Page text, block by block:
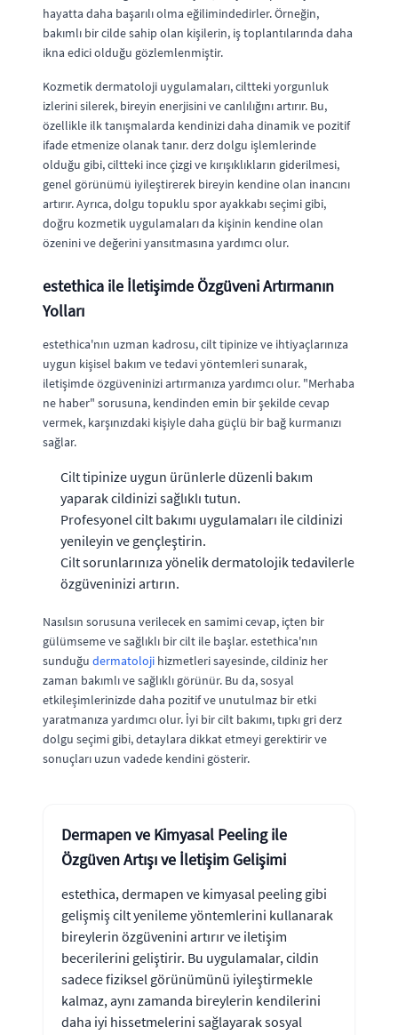
hayatta daha başarılı olma eğilimindedirler. Örneğin,
bakımlı bir cilde sahip olan kişilerin, iş toplantılarında daha
ikna edici olduğu gözlemlenmiştir.
Kozmetik dermatoloji uygulamaları, ciltteki yorgunluk
izlerini silerek, bireyin enerjisini ve canlılığını artırır. Bu,
özellikle ilk tanışmalarda kendinizi daha dinamik ve pozitif
ifade etmenize olanak tanır. derz dolgu işlemlerinde
olduğu gibi, ciltteki ince çizgi ve kırışıklıkların giderilmesi,
genel görünümü iyileştirerek bireyin kendine olan inancını
artırır. Ayrıca, dolgu topuklu spor ayakkabı seçimi gibi,
doğru kozmetik uygulamaları da kişinin kendine olan
özenini ve değerini yansıtmasına yardımcı olur.
estethica ile İletişimde Özgüveni Artırmanın
Yolları
estethica'nın uzman kadrosu, cilt tipinize ve ihtiyaçlarınıza
uygun kişisel bakım ve tedavi yöntemleri sunarak,
iletişimde özgüveninizi artırmanıza yardımcı olur. "Merhaba
ne haber" sorusuna, kendinden emin bir şekilde cevap
vermek, karşınızdaki kişiyle daha güçlü bir bağ kurmanızı
sağlar.
Cilt tipinize uygun ürünlerle düzenli bakım
yaparak cildinizi sağlıklı tutun.
Profesyonel cilt bakımı uygulamaları ile cildinizi
yenileyin ve gençleştirin.
Cilt sorunlarınıza yönelik dermatolojik tedavilerle
özgüveninizi artırın.
Nasılsın sorusuna verilecek en samimi cevap, içten bir
gülümseme ve sağlıklı bir cilt ile başlar. estethica'nın
sunduğu dermatoloji hizmetleri sayesinde, cildiniz her
zaman bakımlı ve sağlıklı görünür. Bu da, sosyal
etkileşimlerinizde daha pozitif ve unutulmaz bir etki
yaratmanıza yardımcı olur. İyi bir cilt bakımı, tıpkı gri derz
dolgu seçimi gibi, detaylara dikkat etmeyi gerektirir ve
sonuçları uzun vadede kendini gösterir.
Dermapen ve Kimyasal Peeling ile
Özgüven Artışı ve İletişim Gelişimi
estethica, dermapen ve kimyasal peeling gibi
gelişmiş cilt yenileme yöntemlerini kullanarak
bireylerin özgüvenini artırır ve iletişim
becerilerini geliştirir. Bu uygulamalar, cildin
sadece fiziksel görünümünü iyileştirmekle
kalmaz, aynı zamanda bireylerin kendilerini
daha iyi hissetmelerini sağlayarak sosyal